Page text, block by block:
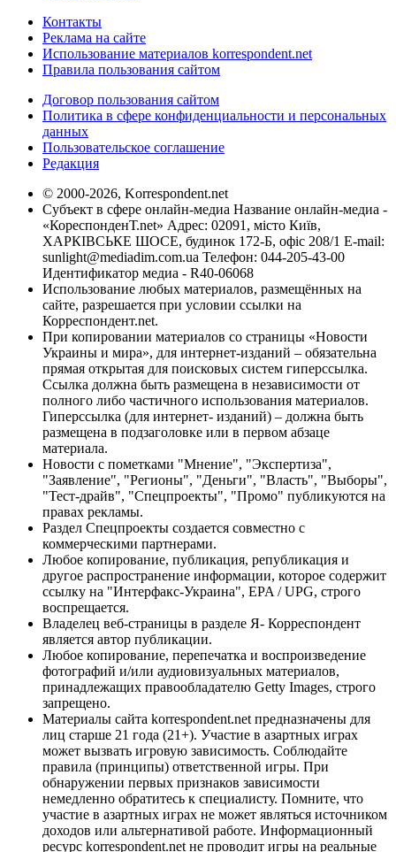
Контакты
Реклама на сайте
Использование материалов korrespondent.net
Правила пользования сайтом
Договор пользования сайтом
Политика в сфере конфиденциальности и персональных
данных
Пользовательское соглашение
Редакция
© 2000-2026, Korrespondent.net
Субъект в сфере онлайн-медиа Название онлайн-медиа -
«КореспонденТ.net» Адрес: 02091, місто Київ,
ХАРКІВСЬКЕ ШОСЕ, будинок 172-Б, офіс 208/1 E-mail:
sunlight@mediadim.com.ua Телефон: 044-205-43-00
Идентификатор медиа - R40-06068
Использование любых материалов, размещённых на
сайте, разрешается при условии ссылки на
Корреспондент.net.
При копировании материалов со страницы «Новости
Украины и мира», для интернет-изданий – обязательна
прямая открытая для поисковых систем гиперссылка.
Ссылка должна быть размещена в независимости от
полного либо частичного использования материалов.
Гиперссылка (для интернет- изданий) – должна быть
размещена в подзаголовке или в первом абзаце
материала.
Новости с пометками "Мнение", "Экспертиза",
"Заявление", "Регионы", "Деньги", "Власть", "Выборы",
"Тест-драйв", "Спецпроекты", "Промо" публикуются на
правах рекламы.
Раздел Спецпроекты создается совместно с
коммерческими партнерами.
Любое копирование, публикация, републикация и
другое распространение информации, которое содержит
ссылку на "Интерфакс-Украина", EPA / UPG, строго
воспрещается.
Владелец веб-страницы в разделе Я- Корреспондент
является автор публикации.
Любое копирование, перепечатка и воспроизведение
фотографий и/или аудиовизуальных материалов,
принадлежащих правообладателю Getty Images, строго
запрещено.
Материалы сайта korrespondent.net предназначены для
лиц старше 21 года (21+). Участие в азартных играх
может вызвать игровую зависимость. Соблюдайте
правила (принципы) ответственной игры. При
обнаружении первых признаков зависимости
немедленно обратитесь к специалисту. Помните, что
участие в азартных играх не может являться источником
доходов или альтернативой работе. Информационный
ресурс korrespondent.net не проводит игры на реальные